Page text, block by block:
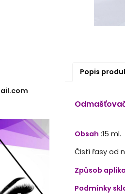
Popis
Obsah :15 ml.
Čistí řasy od
Způsob
Podmínky